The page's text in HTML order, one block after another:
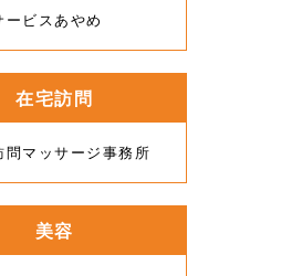
ービスあやめ
在宅訪問
問マッサージ事務所
美容